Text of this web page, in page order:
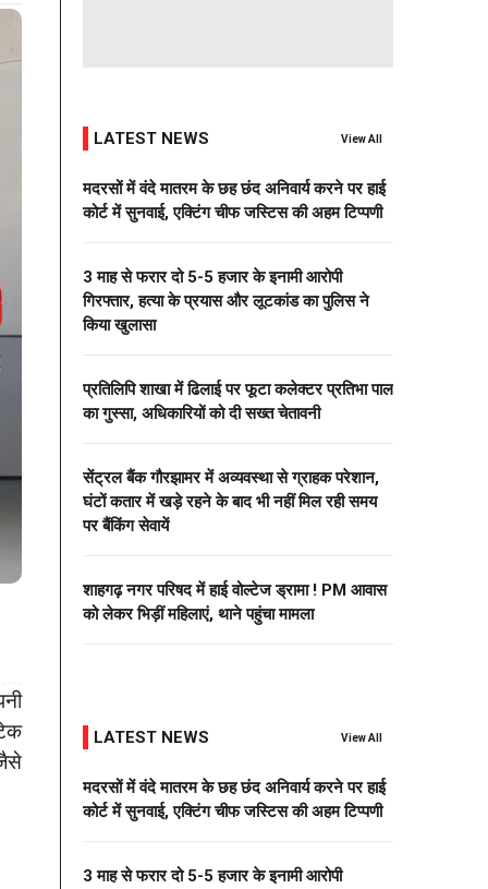
LATEST NEWS View All
मदरसों में वंदे मातरम के छह छंद अनिवार्य करने पर हाई
कोर्ट में सुनवाई, एक्टिंग चीफ जस्टिस की अहम टिप्पणी
3 माह से फरार दो ₹5-5 हजार के इनामी आरोपी
गिरफ्तार, हत्या के प्रयास और लूटकांड का पुलिस ने
किया खुलासा
प्रतिलिपि शाखा में ढिलाई पर फूटा कलेक्टर प्रतिभा पाल
का गुस्सा, अधिकारियों को दी सख्त चेतावनी
सेंट्रल बैंक गौरझामर में अव्यवस्था से ग्राहक परेशान,
घंटों कतार में खड़े रहने के बाद भी नहीं मिल रही समय
पर बैंकिंग सेवायें
शाहगढ़ नगर परिषद में हाई वोल्टेज ड्रामा ! PM आवास
को लेकर भिड़ीं महिलाएं, थाने पहुंचा मामला
LATEST NEWS View All
मदरसों में वंदे मातरम के छह छंद अनिवार्य करने पर हाई
कोर्ट में सुनवाई, एक्टिंग चीफ जस्टिस की अहम टिप्पणी
3 माह से फरार दो ₹5-5 हजार के इनामी आरोपी